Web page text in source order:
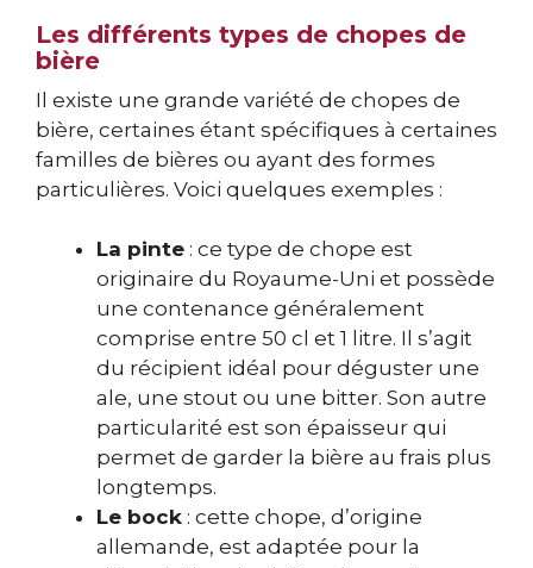
Les différents types de chopes de
bière
Il existe une grande variété de chopes de
bière, certaines étant spécifiques à certaines
familles de bières ou ayant des formes
particulières. Voici quelques exemples :
La pinte : ce type de chope est
originaire du Royaume-Uni et possède
une contenance généralement
comprise entre 50 cl et 1 litre. Il s’agit
du récipient idéal pour déguster une
ale, une stout ou une bitter. Son autre
particularité est son épaisseur qui
permet de garder la bière au frais plus
longtemps.
Le bock : cette chope, d’origine
allemande, est adaptée pour la